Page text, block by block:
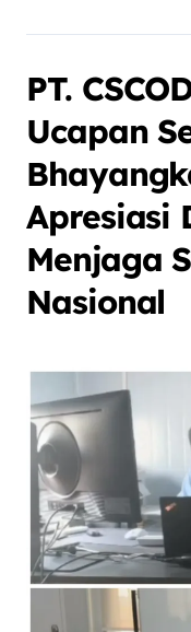
PT.
Ucapan
Apresiasi
Menjaga
Nasional